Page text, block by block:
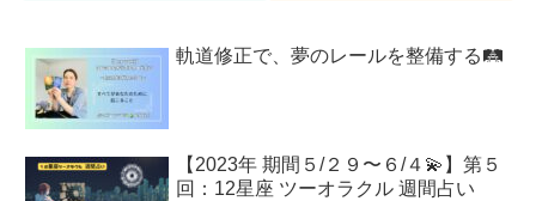
軌道修正で、夢のレールを整備する🛤️
【2023年 期間５/２９〜６/４💫】第５
回：12星座 ツーオラクル 週間占い